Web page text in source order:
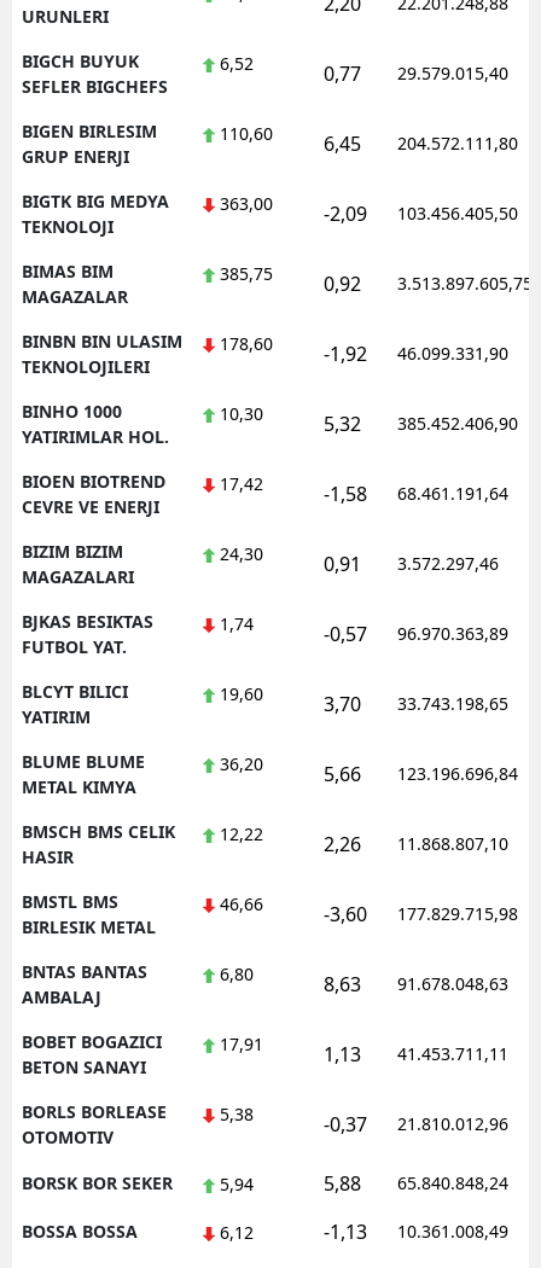
URUNLERI
BIGCH BUYUK
SEFLER BIGCHEFS
6,52 0,77 29.579.015,40
BIGEN BIRLESIM
GRUP ENERJI
110,60 6,45 204.572.111,80
BIGTK BIG MEDYA
TEKNOLOJI
363,00 -2,09 103.456.405,50
BIMAS BIM
MAGAZALAR
385,75 0,92 3.513.897.605,75
BINBN BIN ULASIM
TEKNOLOJILERI
178,60 -1,92 46.099.331,90
BINHO 1000
YATIRIMLAR HOL.
10,30 5,32 385.452.406,90
BIOEN BIOTREND
CEVRE VE ENERJI
17,42 -1,58 68.461.191,64
BIZIM BIZIM
MAGAZALARI
24,30 0,91 3.572.297,46
BJKAS BESIKTAS
FUTBOL YAT.
1,74 -0,57 96.970.363,89
BLCYT BILICI
YATIRIM
19,60 3,70 33.743.198,65
BLUME BLUME
METAL KIMYA
36,20 5,66 123.196.696,84
BMSCH BMS CELIK
HASIR
12,22 2,26 11.868.807,10
BMSTL BMS
BIRLESIK METAL
46,66 -3,60 177.829.715,98
BNTAS BANTAS
AMBALAJ
6,80 8,63 91.678.048,63
BOBET BOGAZICI
BETON SANAYI
17,91 1,13 41.453.711,11
BORLS BORLEASE
OTOMOTIV
5,38 -0,37 21.810.012,96
BORSK BOR SEKER 5,94 5,88 65.840.848,24
BOSSA BOSSA 6,12 -1,13 10.361.008,49